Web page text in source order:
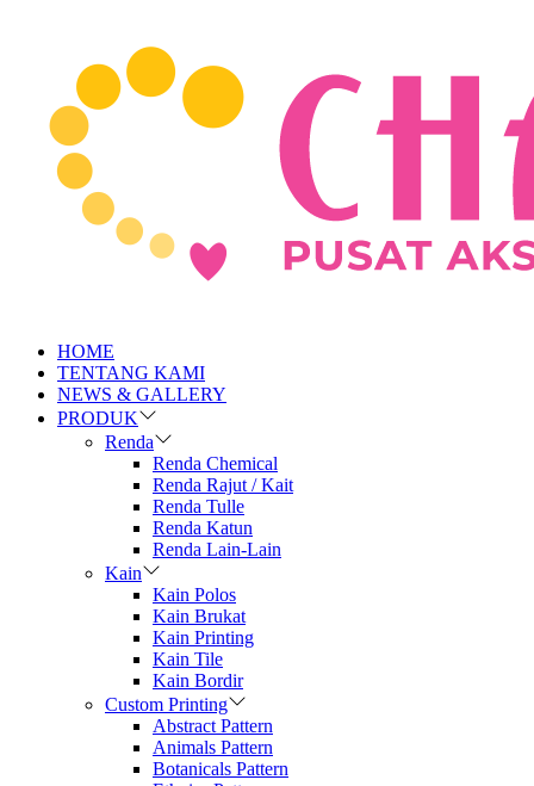
HOME
TENTANG KAMI
NEWS & GALLERY
PRODUK
Renda
Renda Chemical
Renda Rajut / Kait
Renda Tulle
Renda Katun
Renda Lain-Lain
Kain
Kain Polos
Kain Brukat
Kain Printing
Kain Tile
Kain Bordir
Custom Printing
Abstract Pattern
Animals Pattern
Botanicals Pattern